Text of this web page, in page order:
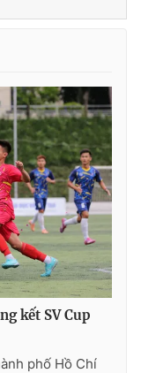
kết SV Cup
phố Hồ Chí